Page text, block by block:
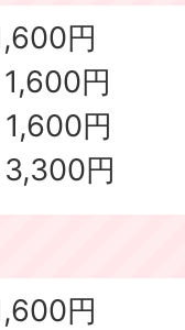
円
円
円
円
円